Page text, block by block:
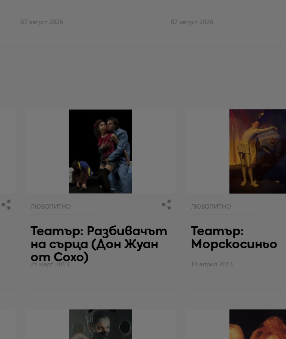
07 август 2026 07 август 2026
ЛЮБОПИТНО
Театър: Разбивачът
на сърца (Дон Жуан
от Сохо)
25 март 2013
ЛЮБОПИТНО
Театър:
Морскосиньо
10 април 2013